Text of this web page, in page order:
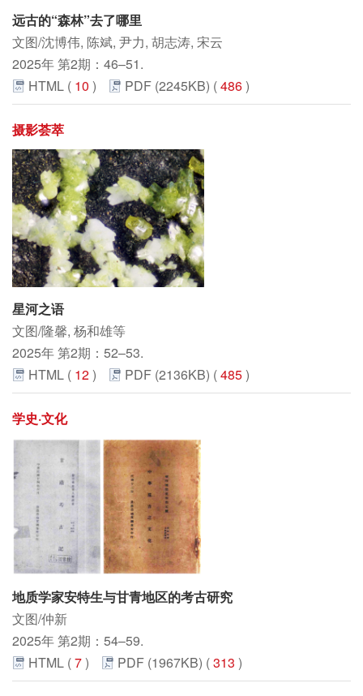
远古的“森林”去了哪里
文图/沈博伟, 陈斌, 尹力, 胡志涛, 宋云
2025年 第2期：46–51.
HTML ( 10 ) PDF (2245KB) (486)
摄影荟萃
星河之语
文图/隆馨, 杨和雄等
2025年 第2期：52–53.
HTML ( 12) PDF (2136KB) (485)
学史·文化
地质学家安特生与甘青地区的考古研究
文图/仲新
2025年 第2期：54–59.
HTML (7) PDF (1967KB) (313 )